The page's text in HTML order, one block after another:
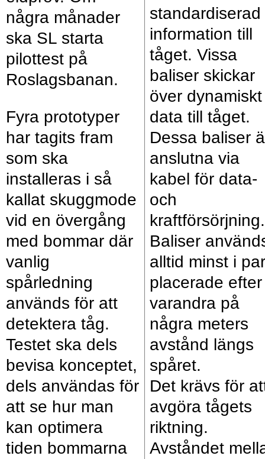
standardiserad
information till
tåget. Vissa
baliser skickar
över dynamiskt
data till tåget.
Dessa baliser
anslutna via
kabel för data-
och
kraftförsörjning.
Baliser
alltid minst i
placerade efter
varandra på
några meters
avstånd längs
spåret.
Det krävs för
avgöra tågets
riktning.
Avståndet
några månader
ska SL starta
pilottest på
Roslagsbanan.
Fyra prototyper
har tagits fram
som ska
installeras i så
kallat skuggmode
vid en övergång
med bommar där
vanlig
spårledning
används för att
detektera tåg.
Testet ska dels
bevisa konceptet,
dels användas för
att se hur man
kan optimera
tiden bommarna